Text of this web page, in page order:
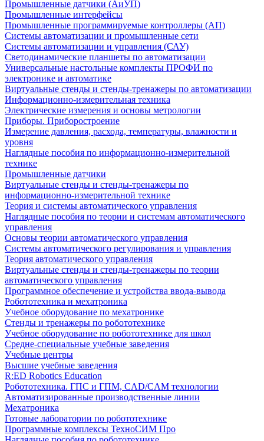
Промышленные датчики (АиУП)
Промышленные интерфейсы
Промышленные программируемые контроллеры (АП)
Системы автоматизации и промышленные сети
Системы автоматизации и управления (САУ)
Светодинамические планшеты по автоматизации
Универсальные настольные комплекты ПРОФИ по
электронике и автоматике
Виртуальные стенды и стенды-тренажеры по автоматизации
Информационно-измерительная техника
Электрические измерения и основы метрологии
Приборы. Приборостроение
Измерение давления, расхода, температуры, влажности и
уровня
Наглядные пособия по информационно-измерительной
технике
Промышленные датчики
Виртуальные стенды и стенды-тренажеры по
информационно-измерительной технике
Теория и системы автоматического управления
Наглядные пособия по теории и системам автоматического
управления
Основы теории автоматического управления
Системы автоматического регулирования и управления
Теория автоматического управления
Виртуальные стенды и стенды-тренажеры по теории
автоматического управления
Программное обеспечение и устройства ввода-вывода
Робототехника и мехатроника
Учебное оборудование по мехатронике
Стенды и тренажеры по робототехнике
Учебное оборудование по робототехнике для школ
Средне-специальные учебные заведения
Учебные центры
Высшие учебные заведения
R:ED Robotics Education
Робототехника. ГПС и ГПМ, CAD/CAM технологии
Автоматизированные производственные линии
Мехатроника
Готовые лаборатории по робототехнике
Программные комплексы ТехноСИМ Про